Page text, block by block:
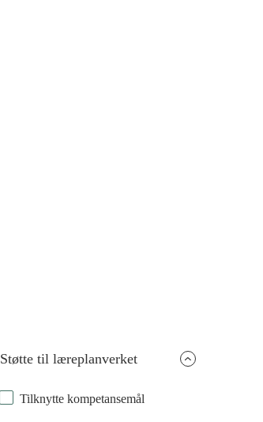
Støtte til læreplanverket
Tilknytte kompetansemål